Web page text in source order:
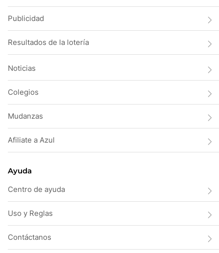
Publicidad
Resultados de la lotería
Noticias
Colegios
Mudanzas
Afiliate a Azul
Ayuda
Centro de ayuda
Uso y Reglas
Contáctanos